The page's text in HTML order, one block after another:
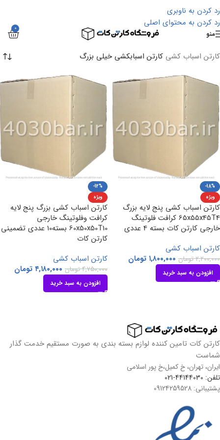
رد کردن به ناوبری
رد کردن به محتوای اصلی
منو
0
کارتن اسباب کشی کارتن اسبابکشی خیلی بزرگ
-18%
ویژه
کارتن اسباب کشی پنج لایه بزرگ
65x55x45T4 کرافت فلوتینگ
خارجی کارتن کات بسته 4 عددی
کارتن اسباب کشی
۲,۲۰۰,۰۰۰تومان ۱,۸۰۰,۰۰۰ تومان
افزودن به سبد خرید
-12%
ویژه
کارتن اسباب کشی بزرگ پنج لایه
کرافت وفلوتینگ خارجی
60x50x50T10 بسته10 عددی تضمینی
کارتن کات
کارتن اسباب کشی
۴,۷۵۰,۰۰۰تومان ۴,۱۸۰,۰۰۰ تومان
افزودن به سبد خرید
کارتن کات تامین کننده لوازم بسته بندی به صورت مستقیم خدمت گذار
شماست
ایران، تهران، خ کمیل،خ پور اسلامی
تلفن: 44144030-021
پشتیبانی: 09124259528